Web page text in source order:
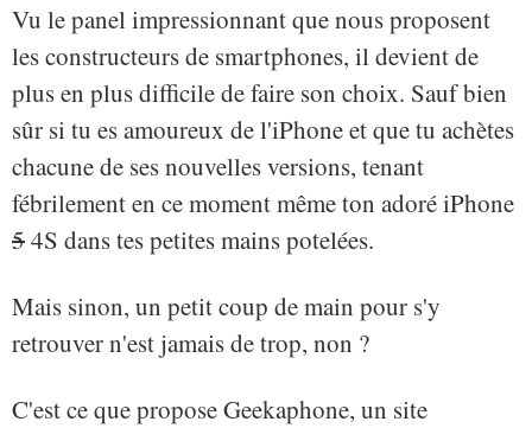
Vu le panel impressionnant que nous proposent
les constructeurs de smartphones, il devient de
plus en plus difficile de faire son choix. Sauf bien
sûr si tu es amoureux de l'iPhone et que tu achètes
chacune de ses nouvelles versions, tenant
fébrilement en ce moment même ton adoré iPhone
54S dans tes petites mains potelées.
Mais sinon, un petit coup de main pour s'y
retrouver n'est jamais de trop, non ?
C'est ce que propose Geekaphone, un site